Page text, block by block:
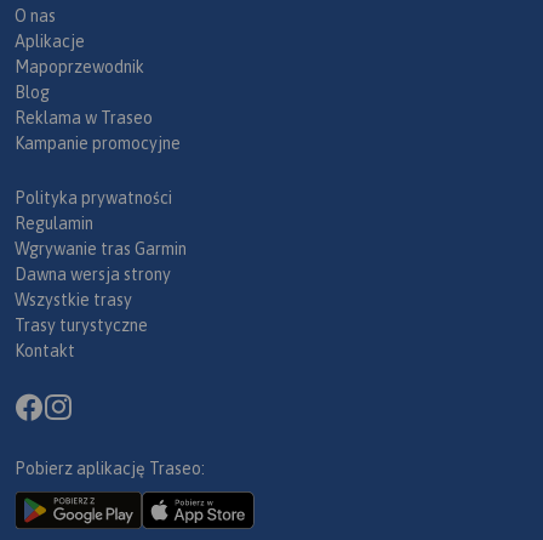
O nas
Aplikacje
Mapoprzewodnik
Blog
Reklama w Traseo
Kampanie promocyjne
Polityka prywatności
Regulamin
Wgrywanie tras Garmin
Dawna wersja strony
Wszystkie trasy
Trasy turystyczne
Kontakt
Pobierz aplikację Traseo: